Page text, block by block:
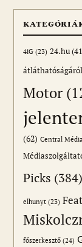
4iG (23) 24.hu
Motor
(62) Central
Picks (384)
elhunyt (23)
főszerkesztő (24)